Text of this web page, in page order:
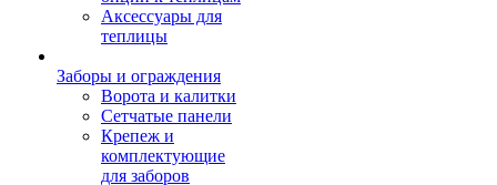
Аксессуары для
теплицы
Заборы и ограждения
Ворота и калитки
Сетчатые панели
Крепеж и
комплектующие
для заборов